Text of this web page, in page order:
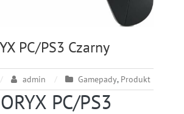
PC/PS3 Czarny
admin Gamepady, Produkt
PC/PS3